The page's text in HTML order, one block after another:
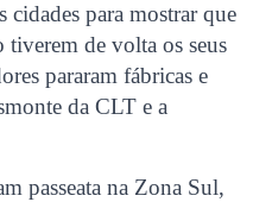
cidades para mostrar que
tiverem de volta os seus
pararam fábricas e
da CLT e a
passeata na Zona Sul,